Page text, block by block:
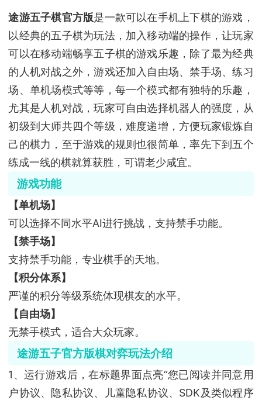
途游五子棋官方版是一款可以在手机上下棋的游戏，
以经典的五子棋为玩法，加入移动端的操作，让玩家
可以在移动端畅享五子棋的游戏乐趣，除了最为经典
的人机对战之外，游戏还加入自由场、禁手场、练习
场、单机场模式等等，每一个模式都有独特的乐趣，
尤其是人机对战，玩家可自由选择机器人的强度，从
初级到大师共四个等级，难度递增，方便玩家锻炼自
己的棋力，至于游戏的规则也很简单，率先下到五个
练成一线的棋就算获胜，可谓老少咸宜。
游戏功能
【单机场】
可以选择不同水平AI进行挑战，支持禁手功能。
【禁手场】
支持禁手功能，专业棋手的天地。
【积分体系】
严谨的积分等级系统体现棋友的水平。
【自由场】
无禁手模式，适合大众玩家。
途游五子官方版棋对弈玩法介绍
1、运行游戏后，在标题界面点亮“您已阅读并同意用
户协议、隐私协议、儿童隐私协议、SDK及类似程序